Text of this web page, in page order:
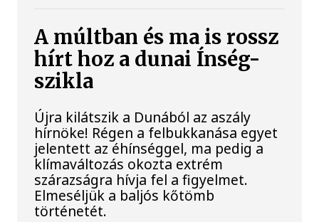
A múltban és ma is rossz
hírt hoz a dunai Ínség-
szikla
Újra kilátszik a Dunából az aszály
hírnöke! Régen a felbukkanása egyet
jelentett az éhínséggel, ma pedig a
klímaváltozás okozta extrém
szárazságra hívja fel a figyelmet.
Elmeséljük a baljós kőtömb
történetét.